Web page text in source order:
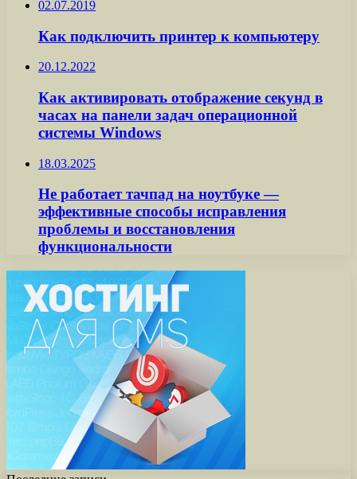
02.07.2019
Как подключить принтер к компьютеру
20.12.2022
Как активировать отображение секунд в
часах на панели задач операционной
системы Windows
18.03.2025
Не работает тачпад на ноутбуке —
эффективные способы исправления
проблемы и восстановления
функциональности